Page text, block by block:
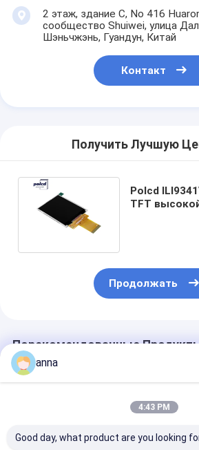
2 этаж, здание C, No 416
сообщество Shuiwei, улица
Шэньчжэнь, Гуандун, Китай
Контакт
Получить Лучшую
Polcd
TFT
Продолжать
Порекомендованные
anna
4:43 PM
Good day, what product are you looking